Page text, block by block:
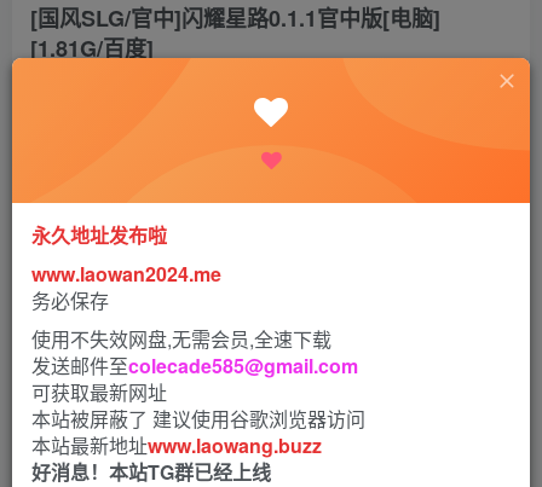
[国风SLG/官中]闪耀星路0.1.1官中版[电脑]
[1.81G/百度]
【游戏名字】: 闪耀星路0.1.1 汉化版
【游戏语言】：中文
【游戏大小】：1.8G
永久地址发布啦
www.laowan2024.me
务必保存
使用不失效网盘,无需会员,全速下载
发送邮件至colecade585@gmail.com
可获取最新网址
本站被屏蔽了 建议使用谷歌浏览器访问
本站最新地址www.laowang.buzz
好消息！本站TG群已经上线